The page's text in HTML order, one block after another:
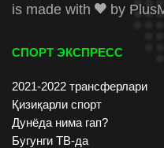
is made with
by
СПОРТ ЭКСПРЕСС
2021-2022 трансферлари
Қизиқарли спорт
Дунёда нима гап?
Бугунги ТВ-да